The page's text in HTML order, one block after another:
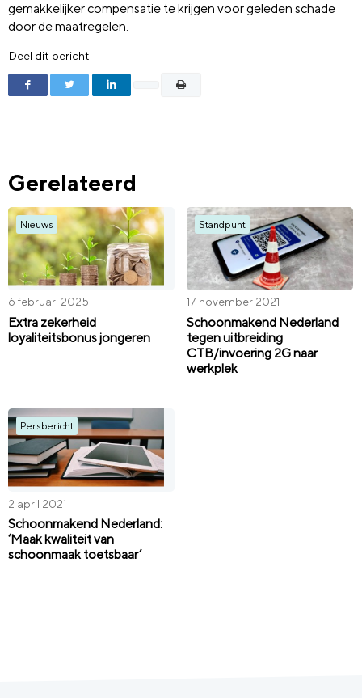
gemakkelijker compensatie te krijgen voor geleden schade
door de maatregelen.
Deel dit bericht
Gerelateerd
Nieuws
6 februari 2025
Extra zekerheid
loyaliteitsbonus jongeren
Standpunt
17 november 2021
Schoonmakend Nederland
tegen uitbreiding
CTB/invoering 2G naar
werkplek
Persbericht
2 april 2021
Schoonmakend Nederland:
‘Maak kwaliteit van
schoonmaak toetsbaar’